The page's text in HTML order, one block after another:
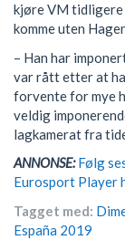
kjøre VM tidligere
komme uten
– Han har
var rått etter at
forvente for mye
veldig
lagkamerat fra
ANNONSE: Følg
Eurosport Player
Tagget med:
España 2019